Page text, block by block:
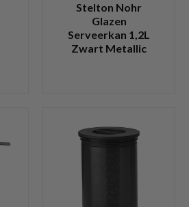
Stelton Nohr
Glazen
Serveerkan 1,2L
Zwart Metallic